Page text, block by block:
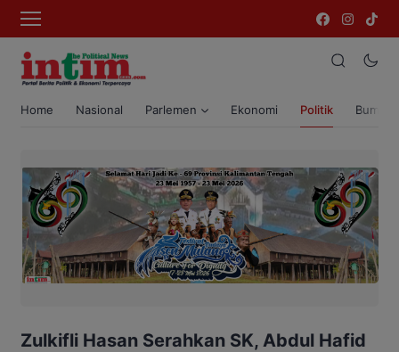
Home Nasional Parlemen Ekonomi Politik Bumi
Zulkifli Hasan Serahkan SK, Abdul Hafid